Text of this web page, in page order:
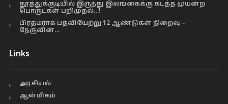
தூத்துக்குடியில் இருந்து இலங்கைக்கு கடத்த முயன்ற
பொருட்கள் பறிமுதல்…!
பிரதமராக பதவியேற்று 12 ஆண்டுகள் நிறைவு –
நேருவின்…
Links
அரசியல்
ஆன்மிகம்